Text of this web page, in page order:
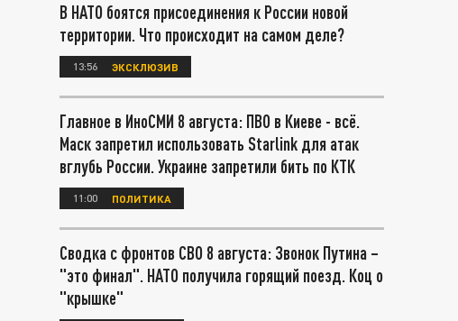
В НАТО боятся присоединения к России новой
территории. Что происходит на самом деле?
13:56 ЭКСКЛЮЗИВ
Главное в ИноСМИ 8 августа: ПВО в Киеве - всё.
Маск запретил использовать Starlink для атак
вглубь России. Украине запретили бить по КТК
11:00 ПОЛИТИКА
Сводка с фронтов СВО 8 августа: Звонок Путина –
"это финал". НАТО получила горящий поезд. Коц о
"крышке"